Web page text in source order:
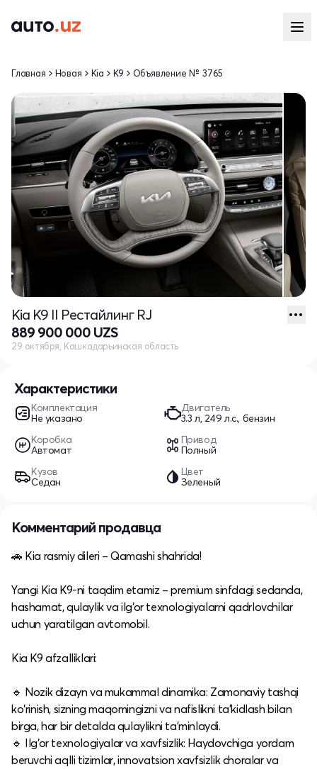
Характеристики
Комплектация
Не указано
Двигатель
3.3 л, 249 л.с., бензин
Коробка
Автомат
Привод
Полный
Кузов
Седан
Цвет
Зеленый
Главная Новая Kia K9 Объявление № 3765
Kia K9 II Рестайлинг RJ
889 900 000 UZS
29 октября, Кашкадарьинская область
Комментарий продавца
🚗 Kia rasmiy dileri – Qamashi shahrida!
Yangi Kia K9-ni taqdim etamiz – premium sinfdagi sedanda,
hashamat, qulaylik va ilg‘or texnologiyalarni qadrlovchilar
uchun yaratilgan avtomobil.
Kia K9 afzalliklari:
🔹 Nozik dizayn va mukammal dinamika: Zamonaviy tashqi
ko‘rinish, sizning maqomingizni va nafislikni ta’kidlash bilan
birga, har bir detalda qulaylikni ta’minlaydi.
🔹 Ilg‘or texnologiyalar va xavfsizlik: Haydovchiga yordam
beruvchi aqlli tizimlar, innovatsion xavfsizlik choralar va